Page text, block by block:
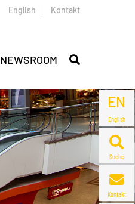
EN
English
Suche
Kontakt
English Kontakt
NEWSROOM